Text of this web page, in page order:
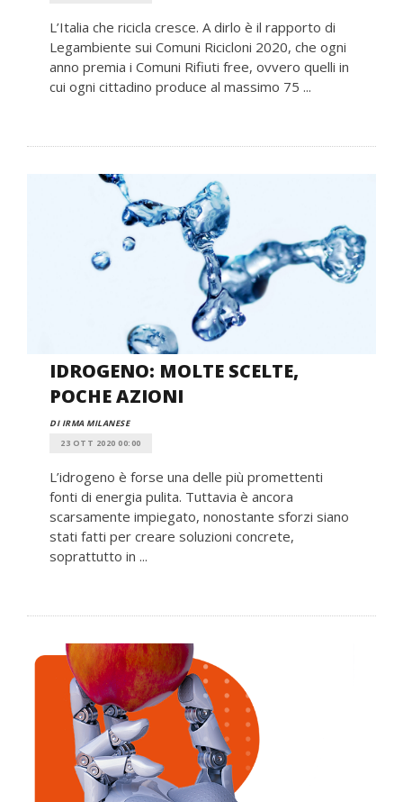
L’Italia che ricicla cresce. A dirlo è il rapporto di
Legambiente sui Comuni Ricicloni 2020, che ogni
anno premia i Comuni Rifiuti free, ovvero quelli in
cui ogni cittadino produce al massimo 75 ...
IDROGENO: MOLTE SCELTE,
POCHE AZIONI
DI IRMA MILANESE
23 OTT 2020 00:00
L’idrogeno è forse una delle più promettenti
fonti di energia pulita. Tuttavia è ancora
scarsamente impiegato, nonostante sforzi siano
stati fatti per creare soluzioni concrete,
soprattutto in ...